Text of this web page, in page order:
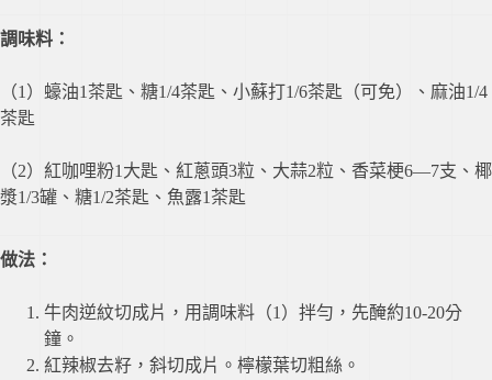
調味料：
（1）蠔油1茶匙、糖1/4茶匙、小蘇打1/6茶匙（可免）、麻油1/4
茶匙
（2）紅咖哩粉1大匙、紅蔥頭3粒、大蒜2粒、香菜梗6—7支、椰
漿1/3罐、糖1/2茶匙、魚露1茶匙
做法：
牛肉逆紋切成片，用調味料（1）拌勻，先醃約10-20分
鐘。
紅辣椒去籽，斜切成片。檸檬葉切粗絲。